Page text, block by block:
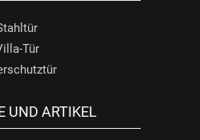
Tür
UND ARTIKEL